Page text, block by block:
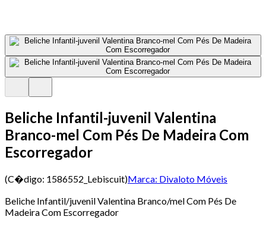
Beliche Infantil-juvenil Valentina
Branco-mel Com Pés De Madeira Com
Escorregador
(C�digo: 1586552_Lebiscuit)Marca: Divaloto Móveis
Beliche Infantil/juvenil Valentina Branco/mel Com Pés De
Madeira Com Escorregador